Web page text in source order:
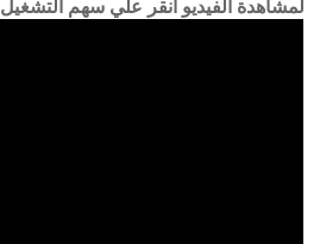
لمشاهدة الفيديو أنقر علي سهم التشغيل